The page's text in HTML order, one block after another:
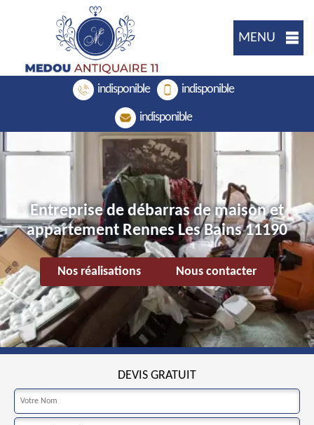
MENU
indisponible indisponible
indisponible
Entreprise de débarras de maison et
appartement Rennes Les Bains 11190
Nos réalisations Nous contacter
DEVIS GRATUIT